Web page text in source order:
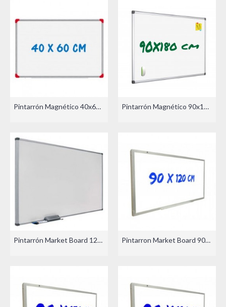
Pintarrón Magnético 40x60cm Pintarrón Magnético 90x180 cm
Pintarrón Market Board 120x240cm Pintarron Market Board 90x120cm